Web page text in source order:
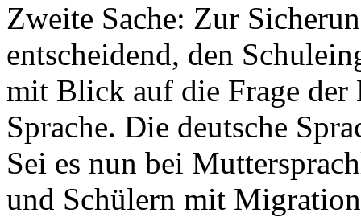
Zweite Sache: Zur
entscheidend, den
mit Blick auf die Frage der
Sprache. Die deutsche
Sei es nun bei
und Schülern mit